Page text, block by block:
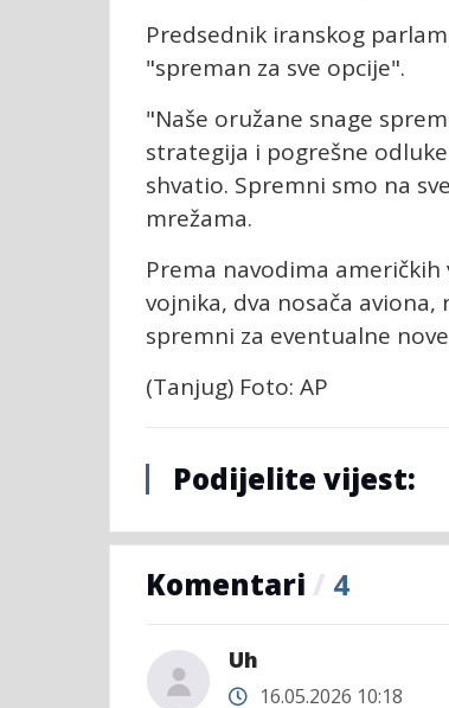
Predsednik iranskog
"spreman za sve opcije".
"Naše oružane snage
strategija i pogrešne
shvatio. Spremni smo na
mrežama.
Prema navodima
vojnika, dva nosača
spremni za eventualne
(Tanjug) Foto: AP
Podijelite vijest:
Komentari / 4
Uh
16.05.2026 10:18